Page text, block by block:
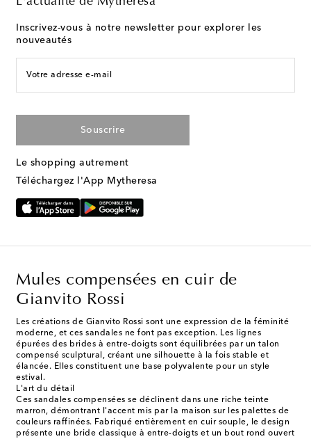
Inscrivez-vous à notre newsletter pour explorer les
nouveautés
Votre adresse e-mail
Souscrire
Le shopping autrement
Téléchargez l'App Mytheresa
Mules compensées en cuir de
Gianvito Rossi
Les créations de Gianvito Rossi sont une expression de la féminité
moderne, et ces sandales ne font pas exception. Les lignes
épurées des brides à entre-doigts sont équilibrées par un talon
compensé sculptural, créant une silhouette à la fois stable et
élancée. Elles constituent une base polyvalente pour un style
estival.
L'art du détail
Ces sandales compensées se déclinent dans une riche teinte
marron, démontrant l'accent mis par la maison sur les palettes de
couleurs raffinées. Fabriqué entièrement en cuir souple, le design
présente une bride classique à entre-doigts et un bout rond ouvert